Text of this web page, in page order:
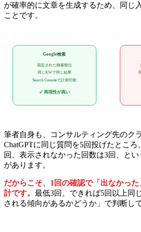
が確率的に文章を生成するため、同じ
ことです。
Google検索
固定された検索順位
同じKWで同じ結果
Search Consoleで計測可能
✓ 再現性が高い
筆者自身も、コンサルティング先のク
ChatGPTに同じ質問を5回投げたとこ
回、表示されなかった回数は3回、と
があります。
だからこそ、1回の確認で「出なかっ
計です。 最低3回、できれば5回以上同
される傾向があるかどうか」で判断し